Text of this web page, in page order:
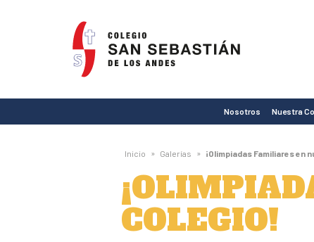
Colegio
San
Sebastián
de
Los
Andes
Nosotros Nuestra
Inicio » Galerías » ¡Olimpiadas Familiares en
COLEGIO!